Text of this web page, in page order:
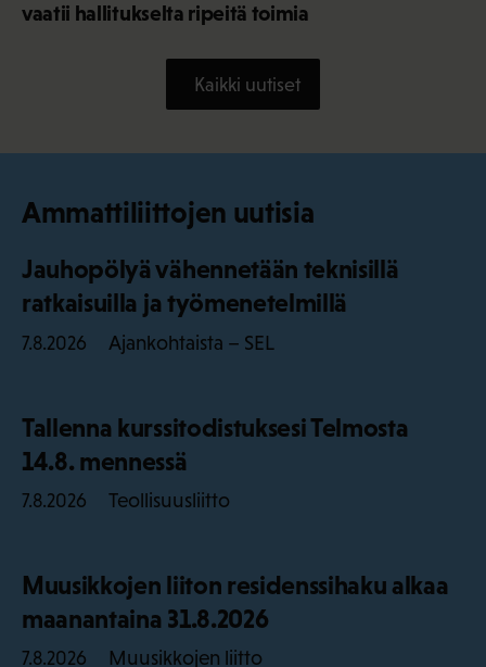
vaatii hallitukselta ripeitä toimia
Kaikki uutiset
Ammattiliittojen uutisia
Jauhopölyä vähennetään teknisillä
ratkaisuilla ja työmenetelmillä
7.8.2026 Ajankohtaista – SEL
Tallenna kurssitodistuksesi Telmosta
14.8. mennessä
7.8.2026 Teollisuusliitto
Muusikkojen liiton residenssihaku alkaa
maanantaina 31.8.2026
7.8.2026 Muusikkojen liitto